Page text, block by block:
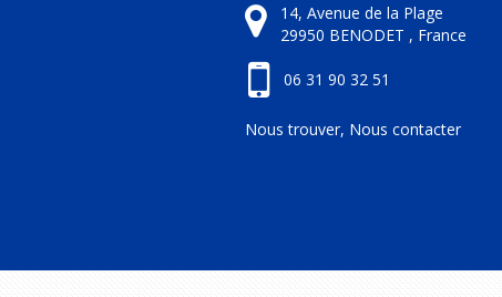
14, Avenue de la Plage
29950 BENODET , France
06 31 90 32 51
Nous trouver, Nous contacter